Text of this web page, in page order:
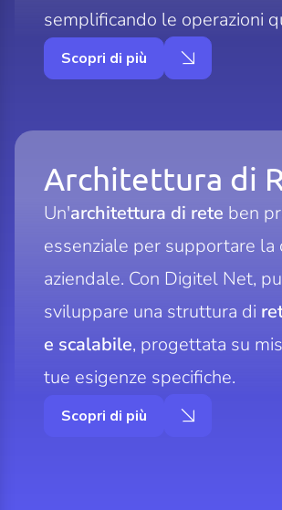
semplificando le operazioni
Scopri di più
Architettura di
Un'architettura di rete ben
essenziale per supportare la
aziendale. Con Digitel Net,
sviluppare una struttura di
e scalabile, progettata su
tue esigenze specifiche.
Scopri di più